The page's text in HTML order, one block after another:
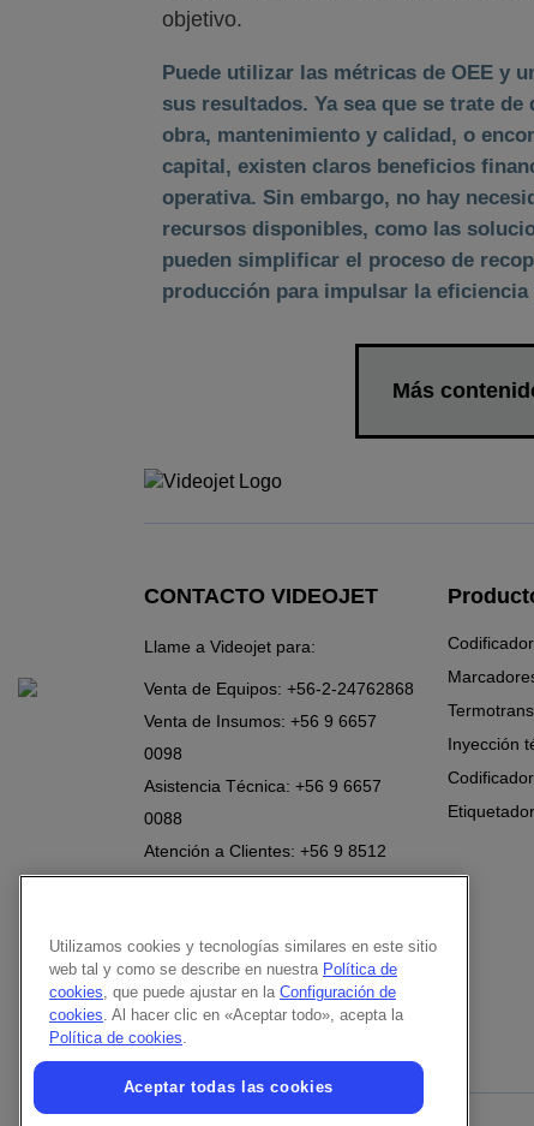
objetivo.
Puede utilizar las métricas de OEE y
sus resultados. Ya sea que se trate
obra, mantenimiento y calidad, o
capital, existen claros beneficios
operativa. Sin embargo, no hay
recursos disponibles, como las
pueden simplificar el proceso de
producción para impulsar la
Más
CONTACTO VIDEOJET
Llame a Videojet para:
Venta de Equipos: +56-2-24762868
Venta de Insumos: +56 9 6657
0098
Asistencia Técnica: +56 9 6657
0088
Atención a Clientes: +56 9 8512
1978
ventas
Síganos en:
Inyección
Utilizamos cookies y tecnologías similares en este sitio
web tal y como se describe en nuestra Política de
cookies, que puede ajustar en la Configuración de
cookies. Al hacer clic en «Aceptar todo», acepta la
Política de cookies.
Aceptar todas las cookies